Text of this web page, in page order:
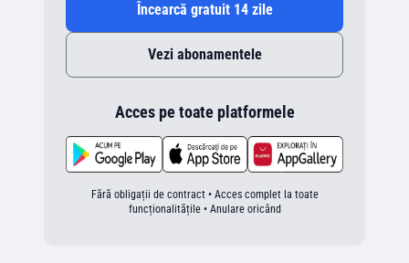
Încearcă gratuit 14 zile
Vezi abonamentele
Acces pe toate platformele
Fără obligații de contract • Acces complet la toate
funcționalitățile • Anulare oricând